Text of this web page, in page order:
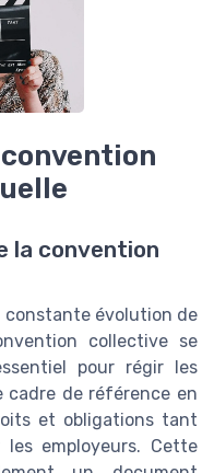
la convention
constante évolution de
collective se
pour régir les
cadre de référence en
et obligations tant
employeurs. Cette